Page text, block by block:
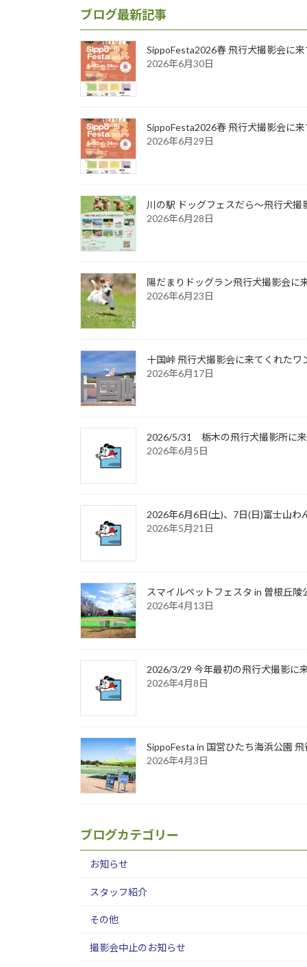
ブログ最新記事
SippoFesta2026春 飛行犬撮影会に
2026年6月30日
SippoFesta2026春 飛行犬撮影会に
2026年6月29日
川の駅 ドッグフェスだら～飛行犬
2026年6月28日
陽だまりドッグラン飛行犬撮影会に
2026年6月23日
十国峠 飛行犬撮影会に来てくれたワ
2026年6月17日
2026/5/31 栃木の飛行犬撮影所に
2026年6月5日
2026年6月6日(土)、7日(日)富士山
2026年5月21日
スマイルペットフェスタ in 曽根丘
2026年4月13日
2026/3/29 今年最初の飛行犬撮影に
2026年4月8日
SippoFesta in 国営ひたち海浜公園
2026年4月3日
ブログカテゴリー
お知らせ
スタッフ紹介
その他
撮影会中止のお知らせ